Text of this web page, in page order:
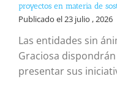
proyectos en materia de
Publicado el 23 julio , 2026
Las entidades sin
Graciosa
presentar sus